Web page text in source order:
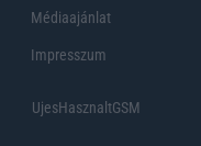
Médiaajánlat
Impresszum
UjesHasznaltGSM